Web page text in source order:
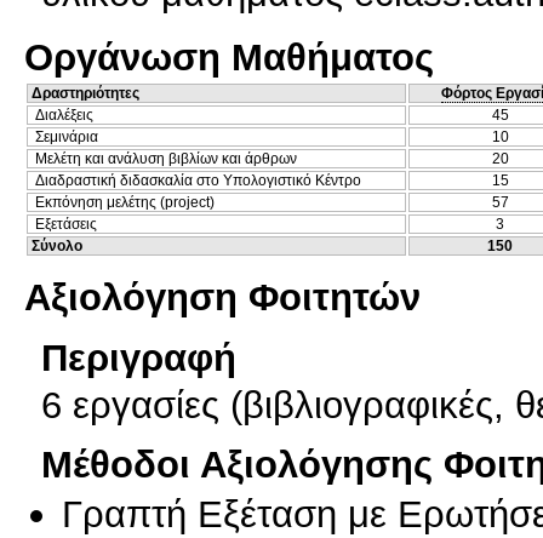
Οργάνωση Μαθήματος
Δραστηριότητες
Φόρτος
Διαλέξεις
45
Σεμινάρια
10
Μελέτη και ανάλυση βιβλίων και άρθρων
20
Διαδραστική διδασκαλία στο Υπολογιστικό Κέντρο
15
Εκπόνηση μελέτης (project)
57
Εξετάσεις
3
Σύνολο
150
Αξιολόγηση Φοιτητών
Περιγραφή
6 εργασίες
Μέθοδοι Αξιολόγησης
Γραπτή Εξέταση με